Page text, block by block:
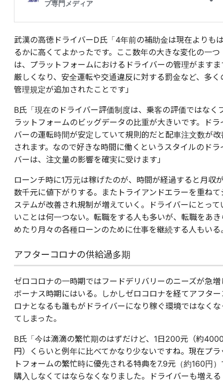
武漢の高徳ドライバーD氏「4年前の補助金は現在よりも
るかに高くてよかったです。ここ数年の大きな変化の一つ
は、プラットフォームにおけるドライバーの管理がますま
厳しくなり、安全運転や交通違反に対する罰金など、多く
管理規定が追加されたことです」
B氏「現在のドライバー評価制度は、乗客の評価ではなく
ラットフォームのビッグデータの比重が大きいです。ドラ
バーの運転時間が安定していて規則的だと配車注文数が改
されます。なので好きな時間に働くというスタイルのドラ
バーは、注文量の影響を確実に受けます」
ローンチ時に1万元は稼げたのが、時間が経過すると月収
数千元に値下がりする。またトライアンドエラーを重ねて
ステムが改善され規制が増えていく。ドライバーにとって
いことは何一つない。転職をする人も多いが、転職をあき
めたり月々の各種ローンのために仕事を継続する人もいる
アフターコロナの供給過多期
ゼロコロナの一時期ではフードデリバリーのニーズが急増
ボーナス時期にはいる。しかしゼロコロナを経てアフター
ロナとなるも誰もがドライバーになり稼ぐ環境ではなくな
てしまった。
B氏「今は滴滴の繁忙期のはずだけど、1日200元（約
円）くらいと例年に比べてかなり少ないですね。現在プラ
トフォームの繁忙時に優先される特典を7.9元（約160円）
購入しなくてはならなくなりました。ドライバーも増える